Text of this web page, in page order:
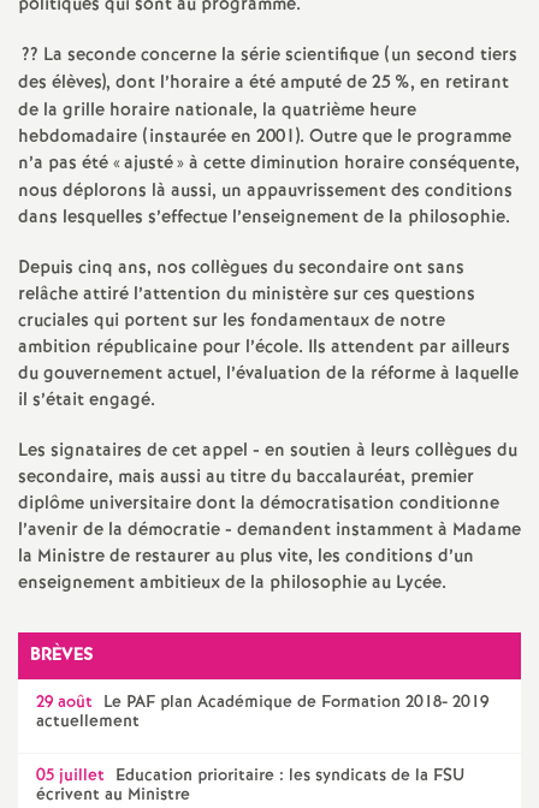
e
m
e
n
t
s
d
e
S
e
c
o
n
?? La seconde concerne la série scientifique (un second tiers
des élèves), dont l’horaire a été amputé de 25%, en retirant
de la grille horaire nationale, la quatrième heure
hebdomadaire (instaurée en 2001). Outre que le programme
n’a pas été «ajusté» à cette diminution horaire conséquente,
nous déplorons là aussi, un appauvrissement des conditions
dans lesquelles s’effectue l’enseignement de la philosophie.
Depuis cinq ans, nos collègues du secondaire ont sans
relâche attiré l’attention du ministère sur ces questions
cruciales qui portent sur les fondamentaux de notre
ambition républicaine pour l’école. Ils attendent par ailleurs
du gouvernement actuel, l’évaluation de la réforme à laquelle
il s’était engagé.
Les signataires de cet appel - en soutien à leurs collègues du
secondaire, mais aussi au titre du baccalauréat, premier
diplôme universitaire dont la démocratisation conditionne
l’avenir de la démocratie - demandent instamment à Madame
la Ministre de restaurer au plus vite, les conditions d’un
enseignement ambitieux de la philosophie au Lycée.
BRÈVES
29 août Le PAF plan Académique de Formation 2018- 2019
actuellement
05 juillet Education prioritaire : les syndicats de la FSU
écrivent au Ministre